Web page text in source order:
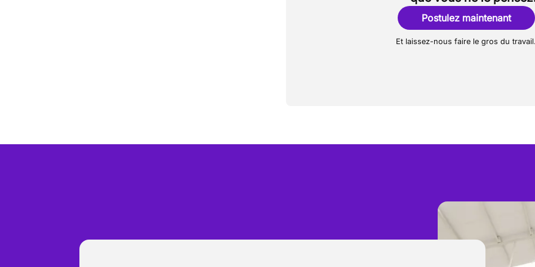
Postulez maintenant
Et laissez-nous faire le gros du